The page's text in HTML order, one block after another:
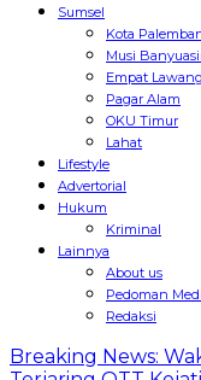
Sumsel
Kota
Musi
Empat Lawang
Pagar Alam
OKU Timur
Lahat
Lifestyle
Advertorial
Hukum
Kriminal
Lainnya
About us
Pedoman
Redaksi
Breaking News: